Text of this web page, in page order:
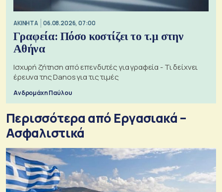
ΑΚΙΝΗΤΑ 06.08.2026, 07:00
Γραφεία: Πόσο κοστίζει το τ.μ στην
Αθήνα
Ισχυρή ζήτηση από επενδυτές για γραφεία - Τι δείχνει
έρευνα της Danos για τις τιμές
Ανδρομάχη Παύλου
Περισσότερα από Εργασιακά –
Ασφαλιστικά